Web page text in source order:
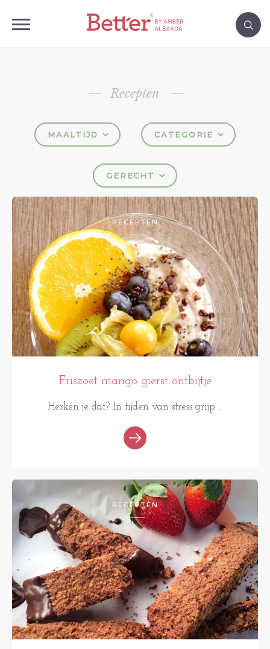
Recepten
MAALTIJD CATEGORIE
GERECHT
RECEPTEN
Friszoet mango gierst ontbijtje
Herken je dat? In tijden van stress grijp ...
RECEPTEN